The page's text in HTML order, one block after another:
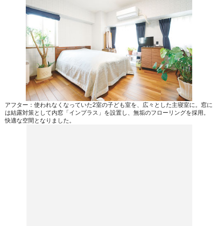
アフター：使われなくなっていた2室の子ども室を、広々とした主寝室に。窓に
は結露対策として内窓「インプラス」を設置し、無垢のフローリングを採用。
快適な空間となりました。